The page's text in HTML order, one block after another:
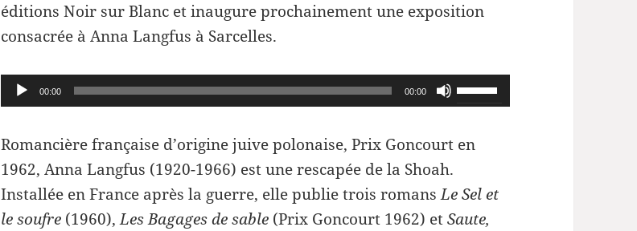
éditions Noir sur Blanc et inaugure prochainement une exposition
consacrée à Anna Langfus à Sarcelles.
Lecteur
audio
00:00 00:00
Utilisez
les
pour
augmenter
Romancière française d’origine juive polonaise, Prix Goncourt en
1962, Anna Langfus (1920-1966) est une rescapée de la Shoah.
Installée en France après la guerre, elle publie trois romansLe Sel et
le soufre (1960),Les Bagages de sable (Prix Goncourt 1962) etSaute,